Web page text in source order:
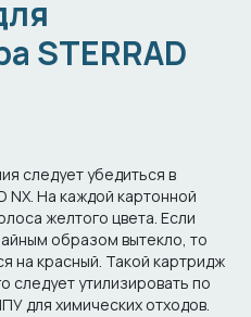
STERRAD
следует убедиться в
NX. На каждой картонной
желтого цвета. Если
образом вытекло, то
на красный. Такой картридж
следует утилизировать по
для химических отходов.